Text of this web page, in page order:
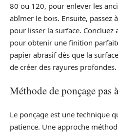
80 ou 120, pour enlever les
abîmer le bois. Ensuite, passez
pour lisser la surface.
pour obtenir une finition
papier abrasif dès que la
de créer des rayures profondes.
Méthode de ponçage pas
Le ponçage est une technique
patience. Une approche